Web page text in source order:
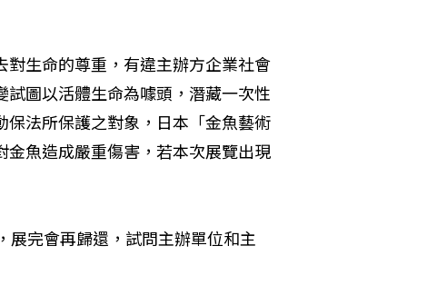
生命的尊重，有違主辦方企業社會
圖以活體生命為噱頭，潛藏一次性
法所保護之對象，日本「金魚藝術
魚造成嚴重傷害，若本次展覽出現
展完會再歸還，試問主辦單位和主